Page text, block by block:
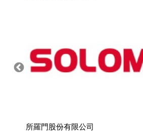
所羅門股份有限公司